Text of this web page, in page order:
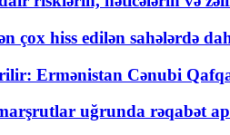
çox hiss edilən sahələrdə
Ermənistan Cənubi
uğrunda rəqabət